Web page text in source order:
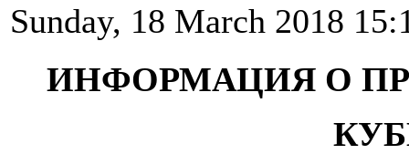
Sunday, 18 March 2018
ИНФОРМАЦИЯ О